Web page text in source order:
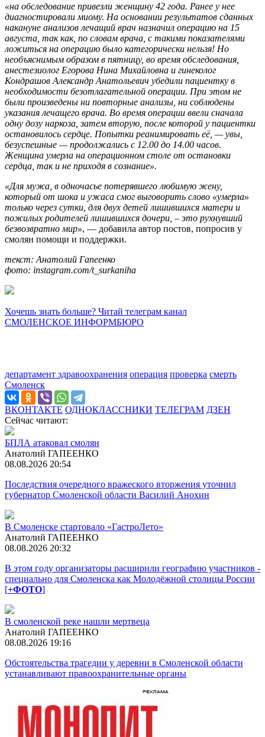
«на обследование привезли женщину 42 года. Ранее у нее
диагностировали миому. На основании результатов сданных
накануне анализов лечащий врач назначил операцию на 15
августа, так как, по словам врача, с такими показателями
ложиться на операцию было категорически нельзя! Но
необъяснимым образом в пятницу, во время обследования,
анестезиолог Егорова Нина Михайловна и гинеколог
Кондрашов Александр Анатольевич убедили пациентку в
необходимости безотлагательной операции. При этом не
были произведены ни повторные анализы, ни соблюдены
указания лечащего врача. Во время операции ввели сначала
одну дозу наркоза, затем вторую, после которой у пациентки
остановилось сердце. Попытки реанимировать её, — увы,
безуспешные — продолжались с 12.00 до 14.00 часов.
Женщина умерла на операционном столе от остановки
сердца, так и не приходя в сознание».
«Для мужа, в одночасье потерявшего любимую жену,
который от шока и ужаса смог выговорить слово «умерла»
только через сутки, для двух детей лишившихся матери и
пожилых родителей лишившихся дочери, – это рухнувший
безвозвратно мир», — добавила автор постов, попросив у
смолян помощи и поддержки.
текст: Анатолий Гапеенко
фото: instagram.com/t_surkaniha
Хочешь знать больше? Читай телеграм канал
СМОЛЕНСКОЕ ИНФОРМБЮРО
департамент здравоохранения операция проверка смерть
Смоленск
ВКОНТАКТЕ ОДНОКЛАССНИКИ ТЕЛЕГРАМ ДЗЕН
Сейчас читают:
БПЛА атаковал смолян
Анатолий ГАПЕЕНКО
08.08.2026 20:54
Последствия очередного вражеского вторжения уточнил
губернатор Смоленской области Василий Анохин
В Смоленске стартовало «ГастроЛето»
Анатолий ГАПЕЕНКО
08.08.2026 20:32
В этом году организаторы расширили географию участников -
специально для Смоленска как Молодёжной столицы России
[+ФОТО]
В смоленской реке нашли мертвеца
Анатолий ГАПЕЕНКО
08.08.2026 19:16
Обстоятельства трагедии у деревни в Смоленской области
устанавливают правоохранительные органы